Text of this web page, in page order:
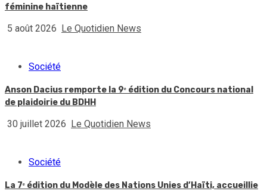
féminine haïtienne
5 août 2026 Le Quotidien News
Société
Anson Dacius remporte la 9ᵉ édition du Concours national
de plaidoirie du BDHH
30 juillet 2026 Le Quotidien News
Société
La 7ᵉ édition du Modèle des Nations Unies d’Haïti, accueillie